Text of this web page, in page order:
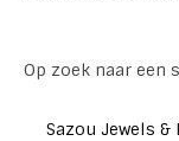
Op zoek naar een
Sazou Jewels &